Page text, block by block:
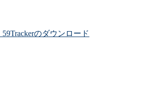
のダウンロード